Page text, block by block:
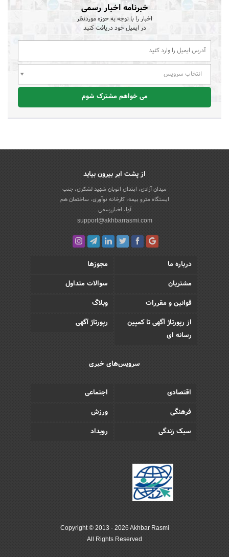
خبرنامه اخبار رسمی
اخبار را با توجه به حوزه موردنظر
در ایمیل خود دریافت کنید
انتخاب سرویس
می خواهم مشترک شوم
از پشت ابر بیرون بیاید
میدان آزادی، ابتدای اتوبان شهید لشکری، جنب
ایستگاه مترو بیمه، کارخانه نوآوری، ساختمان هم
آوا، اخباررسمی
support@akhbarrasmi.com
درباره ما
مجوزها
مشتریان
سوالات متداول
قوانین و مقررات
وبلاگ
از رپورتاژ آگهی تا کمپین
رسانه ای
رپورتاژ آگهی
سرویس‌های خبری
اقتصادی
اجتماعی
فرهنگی
ورزش
سبک زندگی
رویداد
Copyright © 2013 - 2026 Akhbar Rasmi
All Rights Reserved